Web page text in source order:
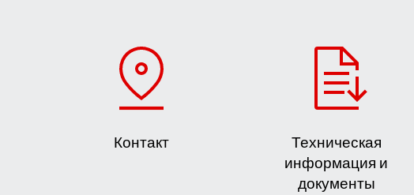
Контакт
Техническая
информация и
документы